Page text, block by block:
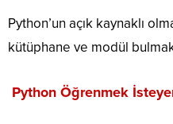
Python’un açık kaynaklı
kütüphane ve modül
Python Öğrenmek